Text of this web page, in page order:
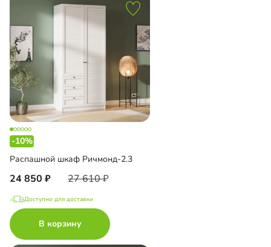
-10%
Распашной шкаф Ричмонд-2.3
24 850 27 610
Доступно для доставки
В корзину